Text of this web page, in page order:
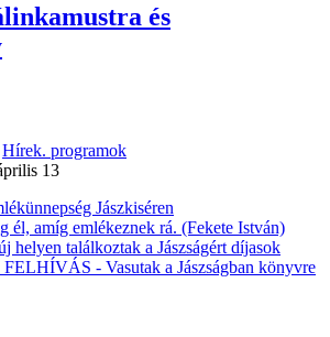
és
Hírek. programok
13
Jászkiséren
él, amíg emlékeznek rá. (Fekete István)
helyen találkoztak a Jászságért díjasok
- Vasutak a Jászságban könyvre